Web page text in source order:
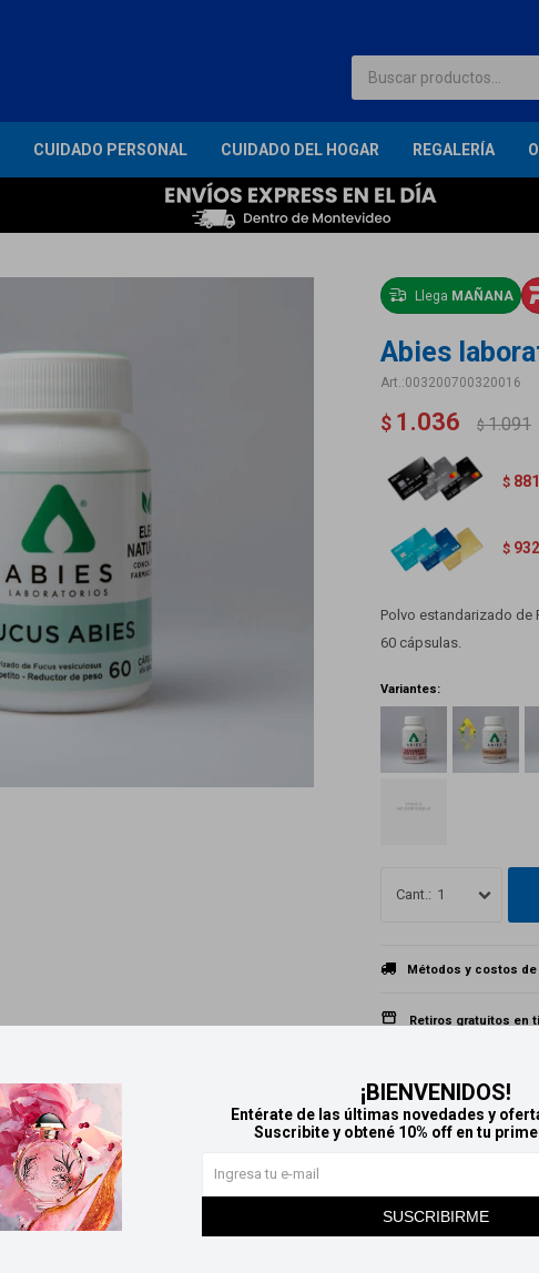
¡BIENVENIDOS!
Entérate de las últimas novedades y
Suscribite y obtené 10% off en tu
SUSCRIBIRME
CUIDADO PERSONAL CUIDADO DEL HOGAR REGALERÍA
Llega MAÑANA
Abies
003200700320016
$ 1.036 $ 1.091
$ 881
$ 932
Polvo estandarizado de
60 cápsulas.
Variantes:
1
Métodos y costos
Retiros gratuitos en
Productos que te pueden interesar